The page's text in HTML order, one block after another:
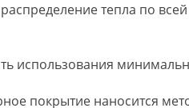
тепла по
использования
покрытие наносится